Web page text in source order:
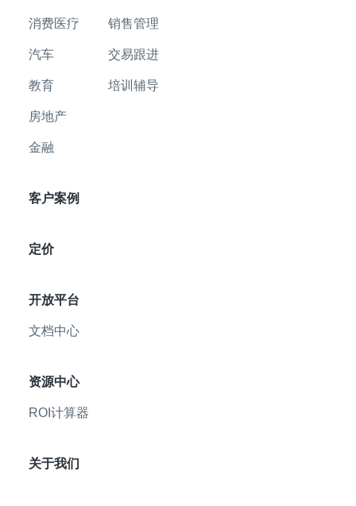
消费医疗
汽车
教育
房地产
金融
销售管理
交易跟进
培训辅导
客户案例
定价
开放平台
文档中心
资源中心
ROI计算器
关于我们